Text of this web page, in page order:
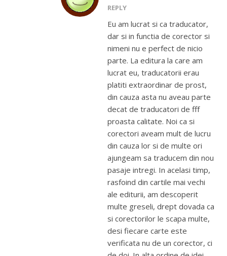
REPLY
Eu am lucrat si ca traducator,
dar si in functia de corector si
nimeni nu e perfect de nicio
parte. La editura la care am
lucrat eu, traducatorii erau
platiti extraordinar de prost,
din cauza asta nu aveau parte
decat de traducatori de fff
proasta calitate. Noi ca si
corectori aveam mult de lucru
din cauza lor si de multe ori
ajungeam sa traducem din nou
pasaje intregi. In acelasi timp,
rasfoind din cartile mai vechi
ale editurii, am descoperit
multe greseli, drept dovada ca
si corectorilor le scapa multe,
desi fiecare carte este
verificata nu de un corector, ci